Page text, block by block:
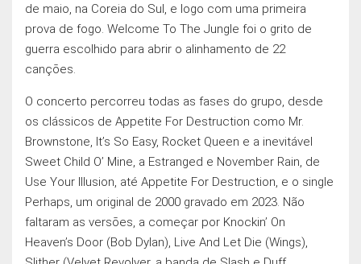
de maio, na Coreia do Sul, e logo com uma primeira
prova de fogo. Welcome To The Jungle foi o grito de
guerra escolhido para abrir o alinhamento de 22
cançōes.
O concerto percorreu todas as fases do grupo, desde
os clássicos de Appetite For Destruction como Mr.
Brownstone, It’s So Easy, Rocket Queen e a inevitável
Sweet Child O’ Mine, a Estranged e November Rain, de
Use Your Illusion, até Appetite For Destruction, e o single
Perhaps, um original de 2000 gravado em 2023. Não
faltaram as versōes, a começar por Knockin’ On
Heaven’s Door (Bob Dylan), Live And Let Die (Wings),